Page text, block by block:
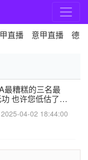
直播 意甲直播 德
最糟糕的三名最
也许您低估了硬
2025-04-02 18:44:00